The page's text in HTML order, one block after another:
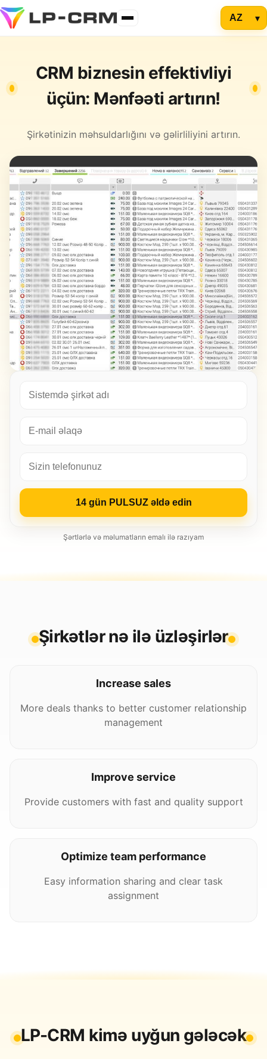
CRM biznesin effektivliyi
üçün: Mənfəəti artırın!
Şirkətinizin məhsuldarlığını və gəlirliliyini artırın.
14 gün PULSUZ əldə edin
Şərtlərlə və məlumatların emalı ilə razıyam
Şirkətlər nə ilə üzləşirlər
Increase sales
More deals thanks to better customer relationship
management
Improve service
Provide customers with fast and quality support
Optimize team performance
Easy information sharing and clear task
assignment
LP-CRM kimə uyğun gələcək